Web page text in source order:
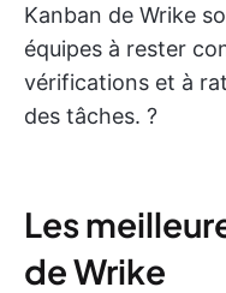
Kanban de Wrike
équipes à rester
vérifications et à
des tâches. ?
Les
de Wrike